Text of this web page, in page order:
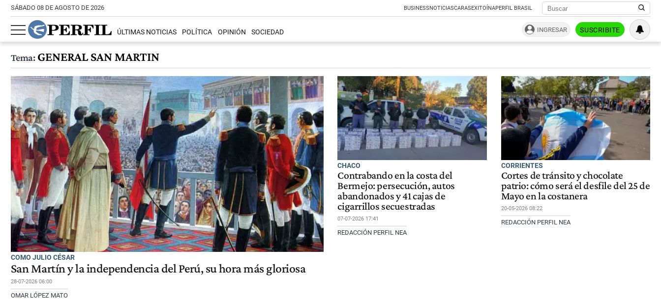
SÁBADO 08 DE AGOSTO DE 2026 BUSINESSNOTICIASCARASEXITOÍNAPERFIL BRASIL
ÚLTIMAS NOTICIAS POLÍTICA OPINIÓN SOCIEDAD INGRESAR SUSCRIBITE
Tema:GENERAL SAN MARTIN
COMO JULIO CÉSAR
San Martín y la independencia del Perú, su hora más gloriosa
28-07-2026 06:00
OMAR LÓPEZ MATO
CHACO
Contrabando en la costa del
Bermejo: persecución, autos
abandonados y 41 cajas de
cigarrillos secuestradas
07-07-2026 17:41
REDACCIÓN PERFIL NEA
CORRIENTES
Cortes de tránsito y chocolate
patrio: cómo será el desfile del 25 de
Mayo en la costanera
20-05-2026 08:22
REDACCIÓN PERFIL NEA